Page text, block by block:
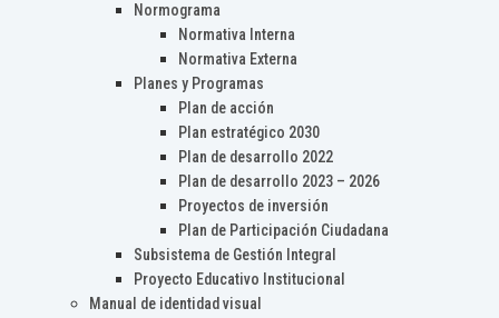
Normograma
Normativa Interna
Normativa Externa
Planes y Programas
Plan de acción
Plan estratégico 2030
Plan de desarrollo 2022
Plan de desarrollo 2023 – 2026
Proyectos de inversión
Plan de Participación Ciudadana
Subsistema de Gestión Integral
Proyecto Educativo Institucional
Manual de identidad visual